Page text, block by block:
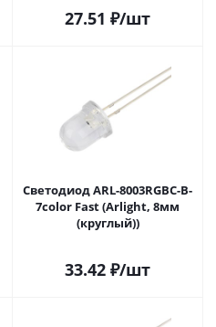
27.51 ₽/шт
Светодиод ARL-8003RGBC-B-
7color Fast (Arlight, 8мм
(круглый))
33.42 ₽/шт